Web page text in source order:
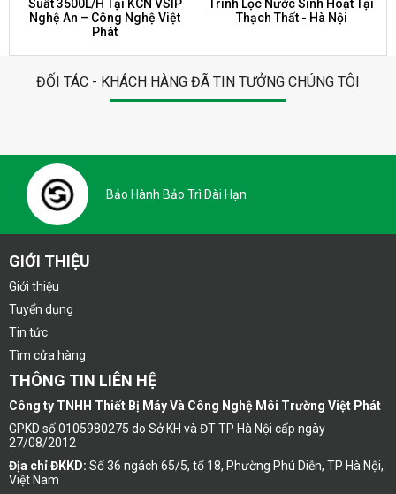
Suất 3500L/H Tại KCN VSIP
Nghệ An – Công Nghệ Việt
Phát
Trình Lọc Nước Sinh Hoạt Tại
Thạch Thất - Hà Nội
ĐỐI TÁC - KHÁCH HÀNG ĐÃ TIN TƯỞNG CHÚNG TÔI
Bảo Hành Bảo Trì Dài Hạn
GIỚI THIỆU
Giới thiệu
Tuyển dụng
Tin tức
Tìm cửa hàng
THÔNG TIN LIÊN HỆ
Công ty TNHH Thiết Bị Máy Và Công Nghệ Môi Trường Việt Phát
GPKD số 0105980275 do Sở KH và ĐT TP Hà Nội cấp ngày
27/08/2012
Địa chỉ ĐKKD: Số 36 ngách 65/5, tổ 18, Phường Phú Diễn, TP Hà Nội,
Việt Nam